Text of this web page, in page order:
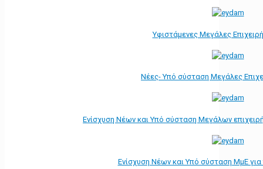
Υφιστάμενες Μεγάλες
Νέες- Υπό σύσταση Μεγάλες
Ενίσχυση Νέων και Υπό σύσταση Μεγάλων
Ενίσχυση Νέων και Υπό σύσταση ΜμΕ